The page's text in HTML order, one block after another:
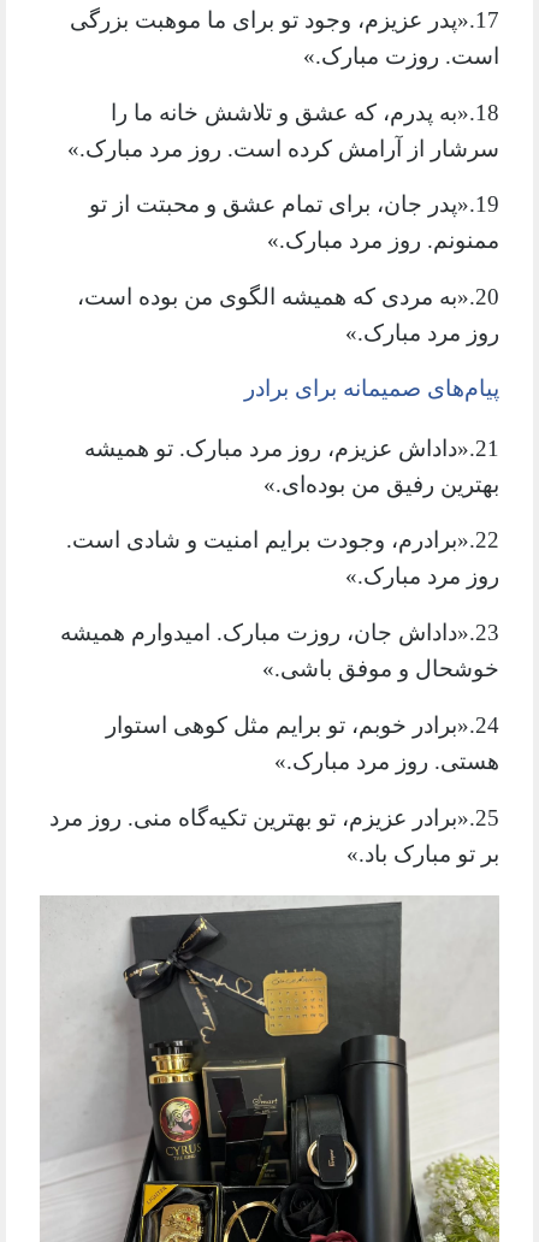
17.«پدر عزیزم، وجود تو برای ما موهبت بزرگی
است. روزت مبارک.»
18.«به پدرم، که عشق و تلاشش خانه ما را
سرشار از آرامش کرده است. روز مرد مبارک.»
19.«پدر جان، برای تمام عشق و محبتت از تو
ممنونم. روز مرد مبارک.»
20.«به مردی که همیشه الگوی من بوده است،
روز مرد مبارک.»
پیام‌های صمیمانه برای برادر
21.«داداش عزیزم، روز مرد مبارک. تو همیشه
بهترین رفیق من بوده‌ای.»
22.«برادرم، وجودت برایم امنیت و شادی است.
روز مرد مبارک.»
23.«داداش جان، روزت مبارک. امیدوارم همیشه
خوشحال و موفق باشی.»
24.«برادر خوبم، تو برایم مثل کوهی استوار
هستی. روز مرد مبارک.»
25.«برادر عزیزم، تو بهترین تکیه‌گاه منی. روز مرد
بر تو مبارک باد.»